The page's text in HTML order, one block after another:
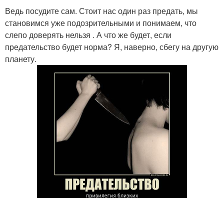
Ведь посудите сам. Стоит нас один раз предать, мы
становимся уже подозрительными и понимаем, что
слепо доверять нельзя . А что же будет, если
предательство будет норма? Я, наверно, сбегу на другую
планету.